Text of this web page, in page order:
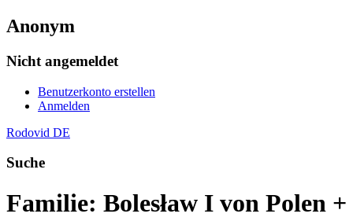
Anonym
Nicht angemeldet
Benutzerkonto erstellen
Anmelden
Rodovid DE
Suche
Familie: Bolesław I von Polen +